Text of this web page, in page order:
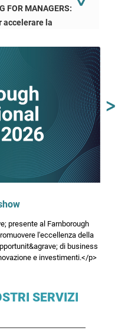
FOR MANAGERS:
accelerare la
l'export:
e
l'A.I., gli
Automation
di incontri b2b
di FILO
2026)
LA CHIAVE
presente al Farnborough
l'eccellenza della
di business
e investimenti.</p>
SERVIZI